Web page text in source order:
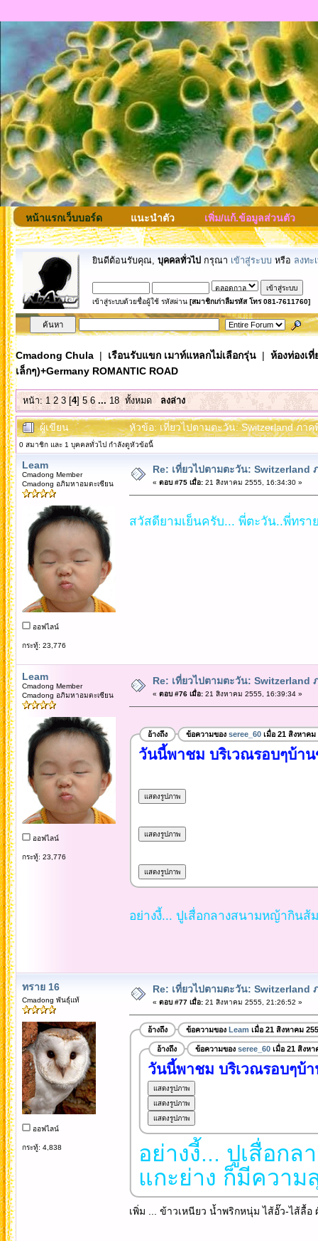
หน้าแรกเว็บบอร์ด แนะนำตัว เพิ่ม/แก้.ข้อมูลส่วนตัว
ยินดีต้อนรับคุณ, บุคคลทั่วไป กรุณา เข้าสู่ระบบ หรือ ลงทะ
เข้าสู่ระบบด้วยชื่อผู้ใช้ รหัสผ่าน [สมาชิกเก่าลืมรหัส โทร 081-7611760]
Cmadong Chula| เรือนรับแขก เมาท์แหลกไม่เลือกรุ่น| ห้องท่องเ
เล็กๆ)+Germany ROMANTIC ROAD
หน้า:1 2 3[4]5 6 ...18 ทั้งหมด ลงล่าง
ผู้เขียน หัวข้อ: เที่ยวไปตามตะวัน: Switzerland ภาค
0 สมาชิก และ 1 บุคคลทั่วไป กำลังดูหัวข้อนี้
Leam
Cmadong Member
Cmadong อภิมหาอมตะเซียน
ออฟไลน์
กระทู้: 23,776
Re: เที่ยวไปตามตะวัน: Switzerland
« ตอบ #75 เมื่อ:21 สิงหาคม 2555, 16:34:30 »
สวัสดียามเย็นครับ... พี่ตะวัน..พี่ทร
Leam
Cmadong Member
Cmadong อภิมหาอมตะเซียน
ออฟไลน์
กระทู้: 23,776
Re: เที่ยวไปตามตะวัน: Switzerland
« ตอบ #76 เมื่อ:21 สิงหาคม 2555, 16:39:34 »
อ้างถึง ข้อความของ seree_60เมื่อ 21 สิงหาคม
วันนี้พาชม บริเวณรอบๆบ้าน
อย่างงี้... ปูเสื่อกลางสนามหญ้ากิน
ทราย 16
Cmadong พันธุ์แท้
ออฟไลน์
กระทู้: 4,838
Re: เที่ยวไปตามตะวัน: Switzerland
« ตอบ #77 เมื่อ:21 สิงหาคม 2555, 21:26:52 »
อ้างถึง ข้อความของ Leam เมื่อ 21 สิงหาคม
อ้างถึง ข้อความของ seree_60เมื่อ 21 สิงหา
วันนี้พาชม บริเวณรอบๆบ้า
อย่างงี้... ปูเสื่อก
แกะย่าง ก็มีความ
เพิ่ม ... ข้าวเหนียว น้ำพริกหนุ่ม ไส้อั๊ว-ไส้ลื้อ